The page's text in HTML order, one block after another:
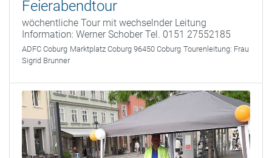
Feierabendtour
wöchentliche Tour mit wechselnder Leitung
Information: Werner Schober Tel. 0151 27552185
ADFC Coburg Marktplatz Coburg 96450 Coburg Tourenleitung: Frau
Sigrid Brunner